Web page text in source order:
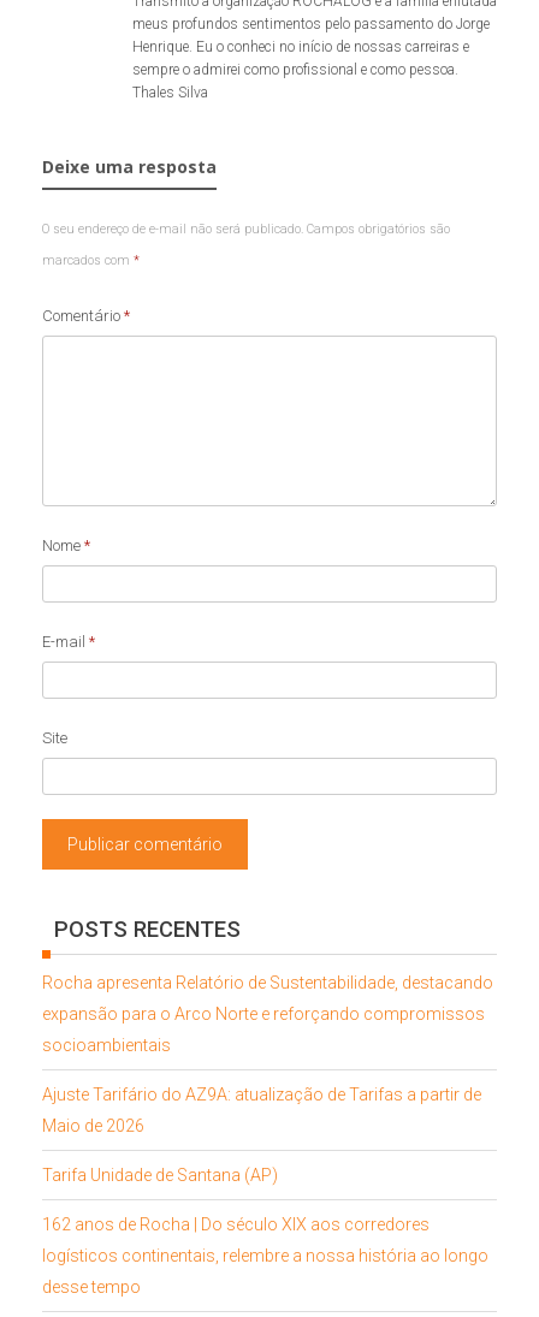
meus profundos sentimentos pelo passamento do Jorge
Henrique. Eu o conheci no início de nossas carreiras e
sempre o admirei como profissional e como pessoa.
Thales Silva
Deixe uma resposta
O seu endereço de e-mail não será publicado. Campos obrigatórios são
marcados com *
Comentário *
Nome *
E-mail *
Site
POSTS RECENTES
Rocha apresenta Relatório de Sustentabilidade, destacando
expansão para o Arco Norte e reforçando compromissos
socioambientais
Ajuste Tarifário do AZ9A: atualização de Tarifas a partir de
Maio de 2026
Tarifa Unidade de Santana (AP)
162 anos de Rocha | Do século XIX aos corredores
logísticos continentais, relembre a nossa história ao longo
desse tempo